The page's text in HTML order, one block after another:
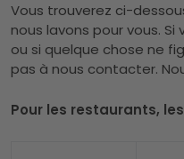
Vous trouverez ci-
nous lavons pour vous.
ou si quelque chose ne
pas à nous contacter.
Pour les restaurants,